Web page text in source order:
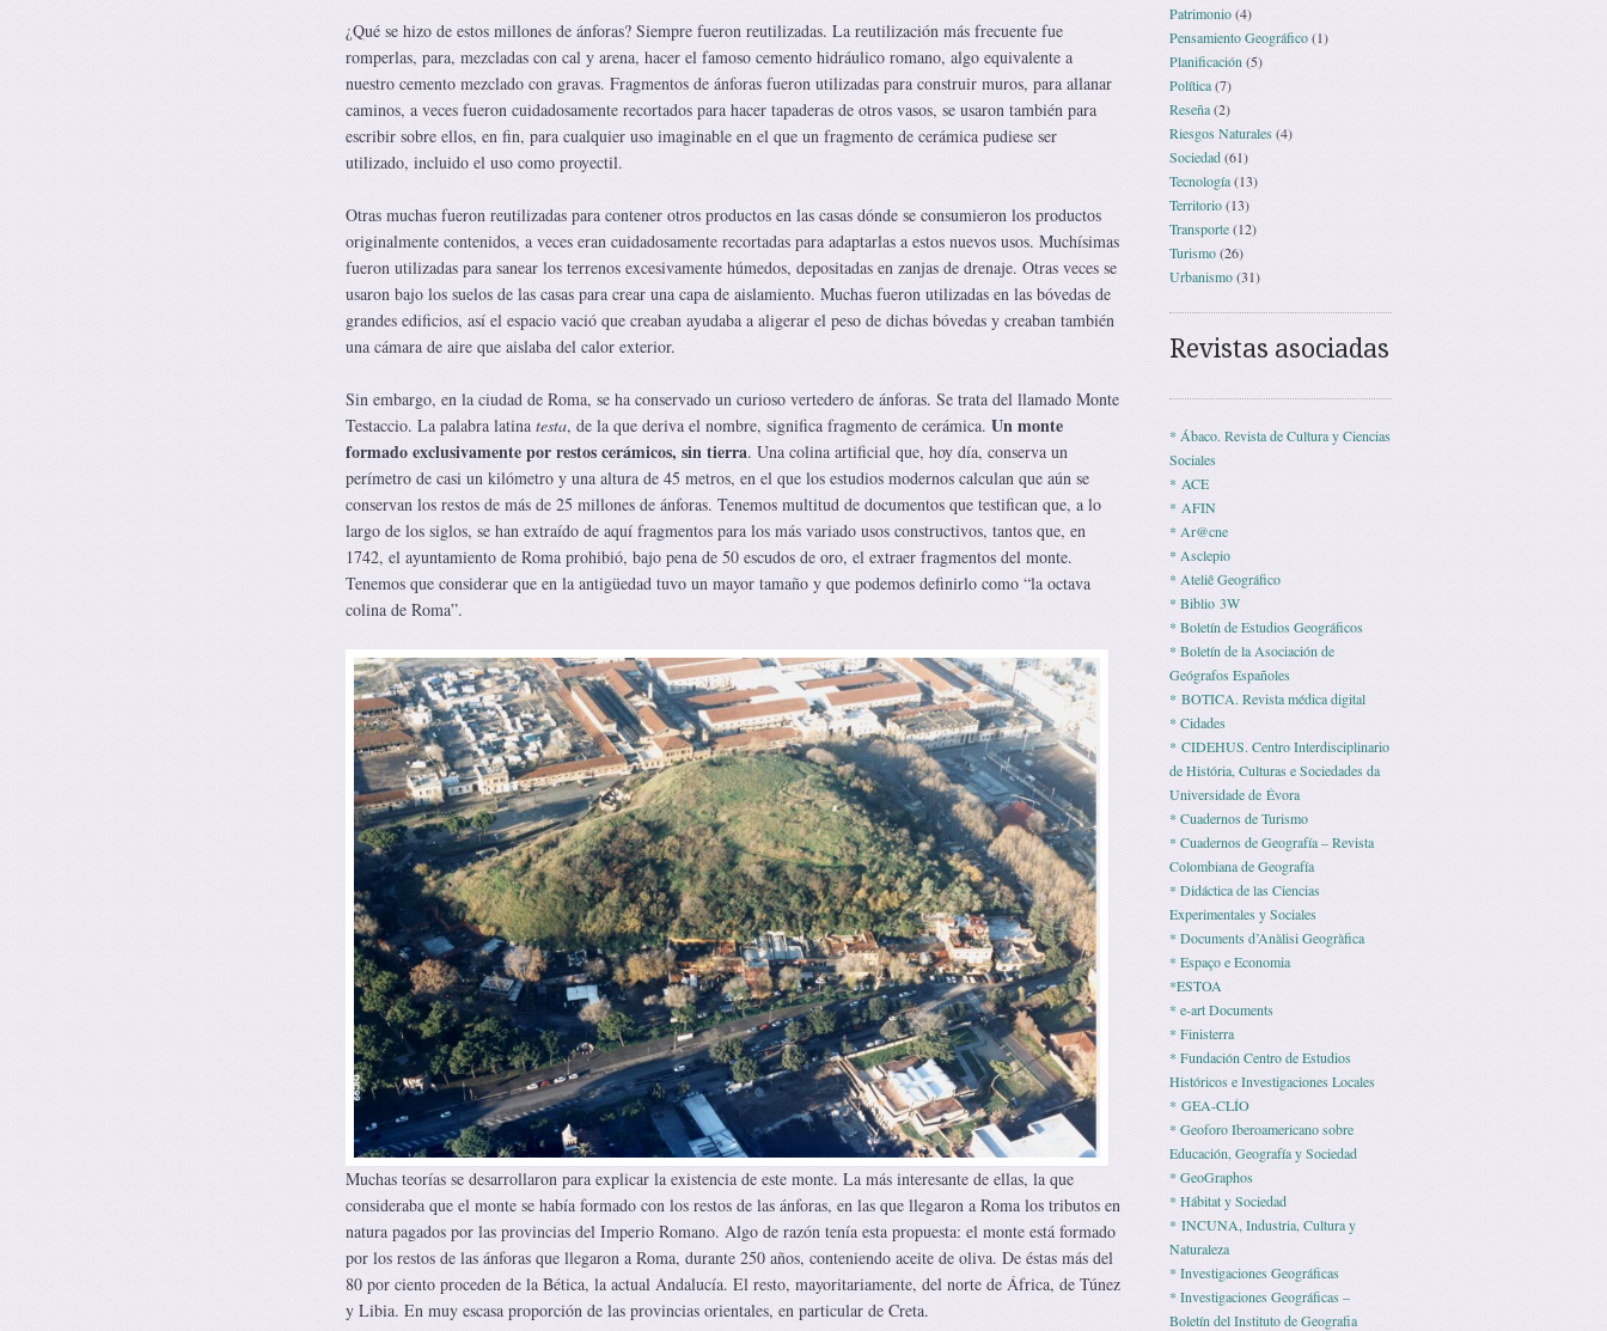
¿Qué se hizo de estos millones de ánforas? Siempre fueron reutilizadas. La reutilización más frecuente fue
romperlas, para, mezcladas con cal y arena, hacer el famoso cemento hidráulico romano, algo equivalente a
nuestro cemento mezclado con gravas. Fragmentos de ánforas fueron utilizadas para construir muros, para allanar
caminos, a veces fueron cuidadosamente recortados para hacer tapaderas de otros vasos, se usaron también para
escribir sobre ellos, en fin, para cualquier uso imaginable en el que un fragmento de cerámica pudiese ser
utilizado, incluido el uso como proyectil.
Otras muchas fueron reutilizadas para contener otros productos en las casas dónde se consumieron los productos
originalmente contenidos, a veces eran cuidadosamente recortadas para adaptarlas a estos nuevos usos. Muchísimas
fueron utilizadas para sanear los terrenos excesivamente húmedos, depositadas en zanjas de drenaje. Otras veces se
usaron bajo los suelos de las casas para crear una capa de aislamiento. Muchas fueron utilizadas en las bóvedas de
grandes edificios, así el espacio vació que creaban ayudaba a aligerar el peso de dichas bóvedas y creaban también
una cámara de aire que aislaba del calor exterior.
Sin embargo, en la ciudad de Roma, se ha conservado un curioso vertedero de ánforas. Se trata del llamado Monte
Testaccio. La palabra latina testa, de la que deriva el nombre, significa fragmento de cerámica. Un monte
formado exclusivamente por restos cerámicos, sin tierra. Una colina artificial que, hoy día, conserva un
perímetro de casi un kilómetro y una altura de 45 metros, en el que los estudios modernos calculan que aún se
conservan los restos de más de 25 millones de ánforas. Tenemos multitud de documentos que testifican que, a lo
largo de los siglos, se han extraído de aquí fragmentos para los más variado usos constructivos, tantos que, en
1742, el ayuntamiento de Roma prohibió, bajo pena de 50 escudos de oro, el extraer fragmentos del monte.
Tenemos que considerar que en la antigüedad tuvo un mayor tamaño y que podemos definirlo como “la octava
colina de Roma”.
Muchas teorías se desarrollaron para explicar la existencia de este monte. La más interesante de ellas, la que
consideraba que el monte se había formado con los restos de las ánforas, en las que llegaron a Roma los tributos en
natura pagados por las provincias del Imperio Romano. Algo de razón tenía esta propuesta: el monte está formado
por los restos de las ánforas que llegaron a Roma, durante 250 años, conteniendo aceite de oliva. De éstas más del
80 por ciento proceden de la Bética, la actual Andalucía. El resto, mayoritariamente, del norte de África, de Túnez
y Libia. En muy escasa proporción de las provincias orientales, en particular de Creta.
Patrimonio(4)
Pensamiento Geográfico(1)
Planificación (5)
Política(7)
Reseña(2)
Riesgos Naturales (4)
Sociedad(61)
Tecnología(13)
Territorio(13)
Transporte(12)
Turismo(26)
Urbanismo(31)
Revistas asociadas
* Ábaco. Revista de Cultura y Ciencias
Sociales
* ACE
* AFIN
* Ar@cne
* Asclepio
* Ateliê Geográfico
* Biblio 3W
* Boletín de Estudios Geográficos
* Boletín de la Asociación de
Geógrafos Españoles
* BOTICA. Revista médica digital
* Cidades
* CIDEHUS. Centro Interdisciplinario
de História, Culturas e Sociedades da
Universidade de Évora
* Cuadernos de Turismo
* Cuadernos de Geografía – Revista
Colombiana de Geografía
* Didáctica de las Ciencias
Experimentales y Sociales
* Documents d’Anàlisi Geogràfica
* Espaço e Economia
*ESTOA
* e-art Documents
* Finisterra
* Fundación Centro de Estudios
Históricos e Investigaciones Locales
* GEA-CLÍO
* Geoforo Iberoamericano sobre
Educación, Geografía y Sociedad
* GeoGraphos
* Hábitat y Sociedad
* INCUNA, Industria, Cultura y
Naturaleza
* Investigaciones Geográficas
* Investigaciones Geográficas –
Boletín del Instituto de Geografia